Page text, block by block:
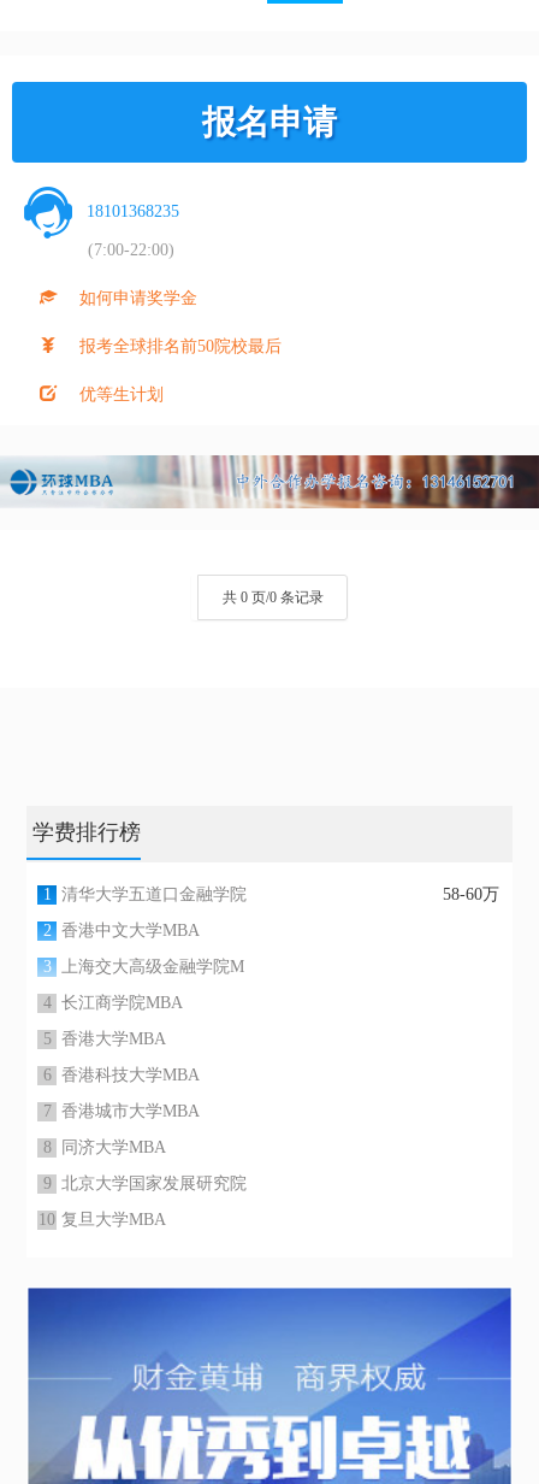
报名申请
18101368235
(7:00-22:00)
如何申请奖学金
报考全球排名前50院校最后
优等生计划
共 0 页/0 条记录
学费排行榜
1 清华大学五道口金融学院
58-60万
2 香港中文大学MBA
3
上海交大高级金融学院M
4 长江商学院MBA
5 香港大学MBA
6 香港科技大学MBA
7 香港城市大学MBA
8
同济大学MBA
9 北京大学国家发展研究院
10 复旦大学MBA